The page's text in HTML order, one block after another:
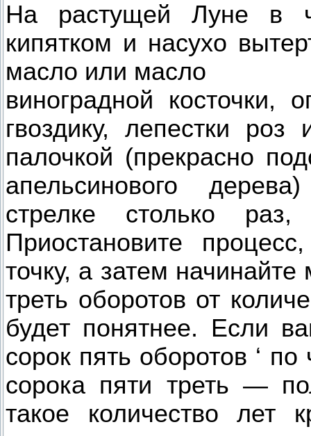
На растущей Луне в
кипятком и насухо
масло или масло
виноградной косточки,
гвоздику, лепестки
палочкой (прекрасно
апельсинового
стрелке столько
Приостановите
точку, а затем
треть оборотов от
будет понятнее. Если
сорок пять оборотов ‘
сорока пяти треть —
такое количество лет